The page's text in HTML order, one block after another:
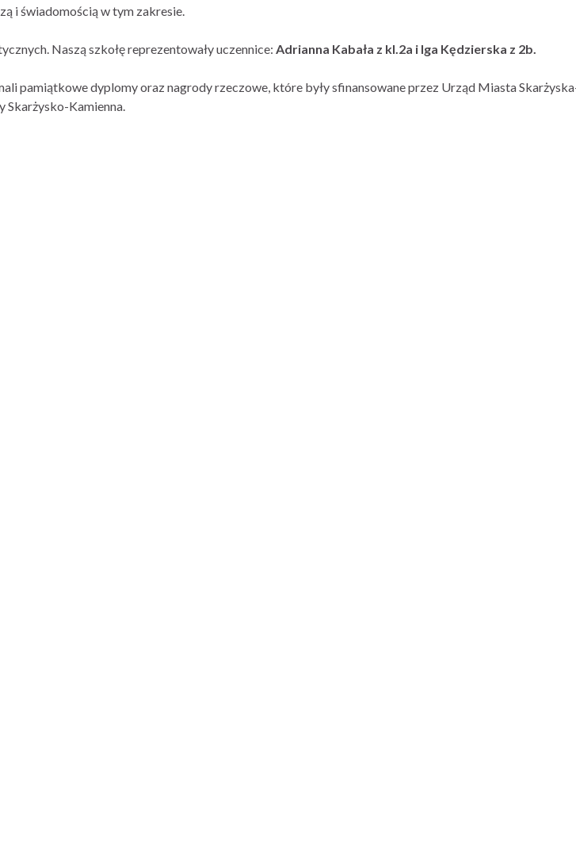
i świadomością w tym zakresie.
Naszą szkołę reprezentowały uczennice: Adrianna Kabała z kl.2a i Iga Kędzierska z 2b.
pamiątkowe dyplomy oraz nagrody rzeczowe, które były sfinansowane przez Urząd Miasta
Skarżysko-Kamienna.